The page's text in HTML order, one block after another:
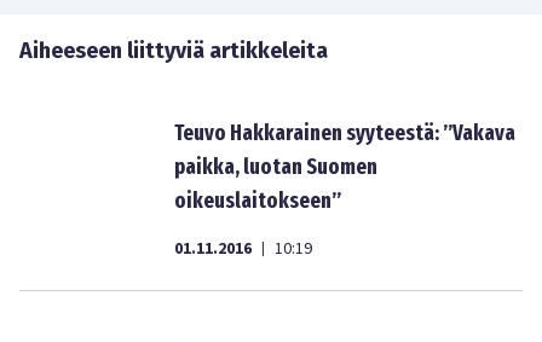
Aiheeseen liittyviä artikkeleita
Teuvo Hakkarainen syyteestä: ”Vakava
paikka, luotan Suomen
oikeuslaitokseen”
01.11.2016 | 10:19